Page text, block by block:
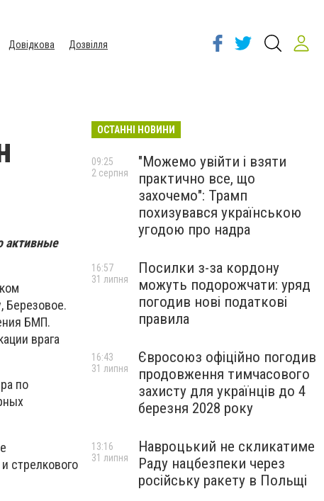
Довідкова
Дозвілля
активные
Березовое.
БМП.
врага
по
стрелкового
ОСТАННІ НОВИНИ
"Можемо увійти і взяти
практично все, що
захочемо": Трамп
похизувався українською
угодою про надра
09:25
2 серпня
Посилки з-за кордону
можуть подорожчати: уряд
погодив нові податкові
правила
16:57
31 липня
Євросоюз офіційно погодив
продовження тимчасового
захисту для українців до 4
березня 2028 року
16:43
31 липня
Навроцький не скликатиме
Раду нацбезпеки через
російську ракету в Польщі
13:16
31 липня